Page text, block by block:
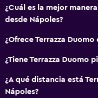
Terraza
Terraza/patio
Muebles de exterior
¿Cuál es la mejor
desde Nápoles?
¿Ofrece Terrazza
¿Tiene Terrazza Duomo
¿A qué distancia está
Nápoles?